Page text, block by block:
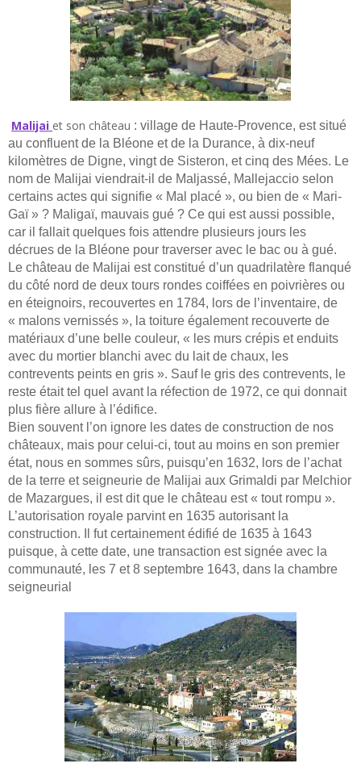
Malijai et son château : village de Haute-Provence, est situé
au confluent de la Bléone et de la Durance, à dix-neuf
kilomètres de Digne, vingt de Sisteron, et cinq des Mées. Le
nom de Malijai viendrait-il de Maljassé, Mallejaccio selon
certains actes qui signifie « Mal placé », ou bien de « Mari-
Gaï » ? Maligaï, mauvais gué ? Ce qui est aussi possible,
car il fallait quelques fois attendre plusieurs jours les
décrues de la Bléone pour traverser avec le bac ou à gué.
Le château de Malijai est constitué d’un quadrilatère flanqué
du côté nord de deux tours rondes coiffées en poivrières ou
en éteignoirs, recouvertes en 1784, lors de l’inventaire, de
« malons vernissés », la toiture également recouverte de
matériaux d’une belle couleur, « les murs crépis et enduits
avec du mortier blanchi avec du lait de chaux, les
contrevents peints en gris ». Sauf le gris des contrevents, le
reste était tel quel avant la réfection de 1972, ce qui donnait
plus fière allure à l’édifice.
Bien souvent l’on ignore les dates de construction de nos
châteaux, mais pour celui-ci, tout au moins en son premier
état, nous en sommes sûrs, puisqu’en 1632, lors de l’achat
de la terre et seigneurie de Malijai aux Grimaldi par Melchior
de Mazargues, il est dit que le château est « tout rompu ».
L’autorisation royale parvint en 1635 autorisant la
construction. Il fut certainement édifié de 1635 à 1643
puisque, à cette date, une transaction est signée avec la
communauté, les 7 et 8 septembre 1643, dans la chambre
seigneurial